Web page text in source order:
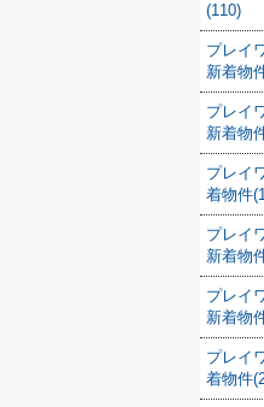
(110)
プレイ
新着物
プレイ
新着物
プレイ
着物件
プレイ
新着物
プレイ
新着物
プレイ
着物件